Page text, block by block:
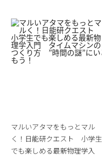
マルいアタマをもっとマル
く！日能研クエスト 小学生
でも楽しめる最新物理学入